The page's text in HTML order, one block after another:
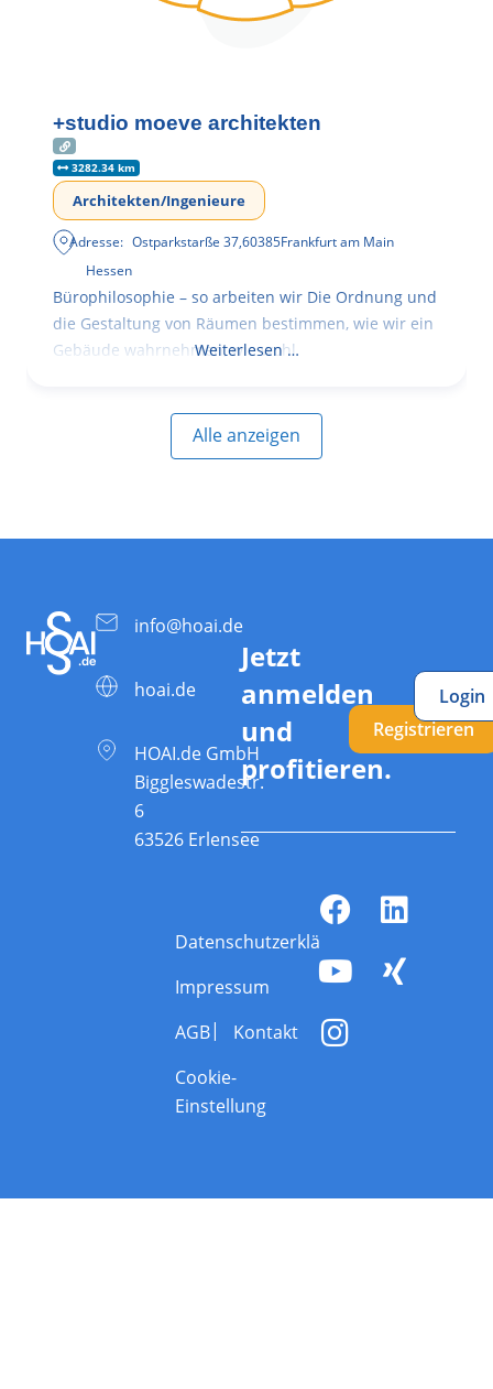
+studio moeve architekten
3282.34 km
Architekten/Ingenieure
Adresse: Ostparkstarße 37,60385Frankfurt am Main
Hessen
Bürophilosophie – so arbeiten wir Die Ordnung und
die Gestaltung von Räumen bestimmen, wie wir ein
Gebäude wahrnehmen, wie wohl
Weiterlesen …
Alle anzeigen
info@hoai.de
hoai.de
HOAI.de GmbH
Biggleswadestr.
6
63526 Erlensee
Jetzt
anmelden
und
profitieren.
Registrieren
Login
Datenschutzerklärung
Impressum
AGB
Kontakt
Cookie-
Einstellung